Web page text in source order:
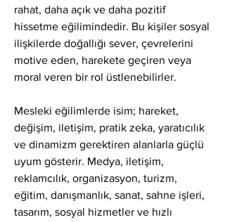
rahat, daha açık ve daha pozitif
hissetme eğilimindedir. Bu kişiler sosyal
ilişkilerde doğallığı sever, çevrelerini
motive eden, harekete geçiren veya
moral veren bir rol üstlenebilirler.
Mesleki eğilimlerde isim; hareket,
değişim, iletişim, pratik zeka, yaratıcılık
ve dinamizm gerektiren alanlarla güçlü
uyum gösterir. Medya, iletişim,
reklamcılık, organizasyon, turizm,
eğitim, danışmanlık, sanat, sahne işleri,
tasarım, sosyal hizmetler ve hızlı